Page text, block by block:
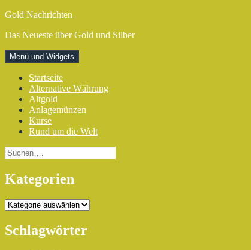
Zum
springen
Gold Nachrichten
Das Neueste über Gold und Silber
Menü und Widgets
Startseite
Alternative Währung
Altgold
Anlagemünzen
Kurse
Rund um die Welt
Suchen
nach:
Kategorien
Kategorien
Schlagwörter